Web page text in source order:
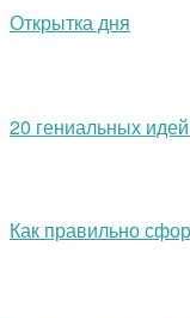
Открытка дня
20 гениальных
Как правильно